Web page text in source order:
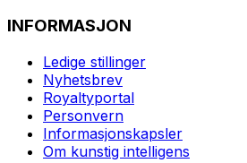
INFORMASJON
Ledige stillinger
Nyhetsbrev
Royaltyportal
Personvern
Informasjonskapsler
Om kunstig intelligens